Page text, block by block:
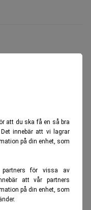
att du ska få en så bra
innebär att vi lagrar
på din enhet, som
för vissa av
att vår partners
på din enhet, som